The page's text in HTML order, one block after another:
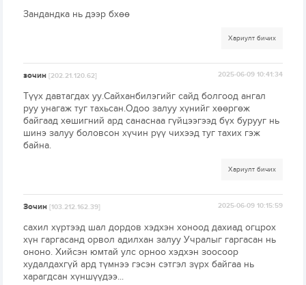
Зандандка нь дээр бхөө
Хариулт бичих
зочин[202.21.120.62] 2025-06-09 10:41:34
Түүх давтагдах уу.Сайханбилэгийг сайд болгоод ангал
руу унагаж туг тахьсан.Одоо залуу хүнийг хөөргөж
байгаад хөшигний ард санаснаа гүйцээгээд бүх бурууг нь
шинэ залуу боловсон хүчин рүү чихээд туг тахих гэж
байна.
Хариулт бичих
Зочин[103.212.162.39] 2025-06-09 10:15:59
сахил хүртээд шал дордов хэдхэн хоноод дахиад огцрох
хүн гаргасанд орвол адилхан залуу Учралыг гаргасан нь
ононо. Хийсэн юмтай улс орноо хэдхэн зоосоор
худалдахгүй ард түмнээ гэсэн сэтгэл зүрх байгаа нь
харагдсан хүншүүдээ...